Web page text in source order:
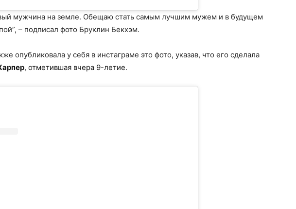
мужчина на земле. Обещаю стать самым лучшим мужем и в будущем
– подписал фото Бруклин Бекхэм.
опубликовала у себя в инстаграме это фото, указав, что его сделала
, отметившая вчера 9-летие.